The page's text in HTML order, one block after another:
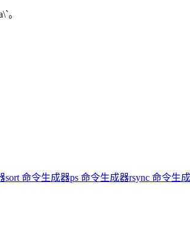
。
sort 命令生成器ps 命令生成器rsync 命令生